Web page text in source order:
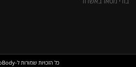
כל הזכויות שמורות ל-ToBody